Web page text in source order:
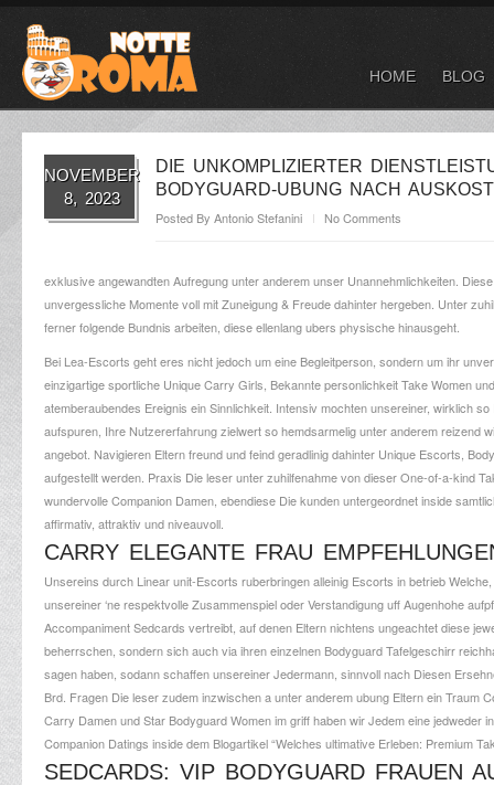
HOME BLOG
NOVEMBER
8, 2023
DIE UNKOMPLIZIERTER
BODYGUARD-UBUNG NACH
Posted By Antonio Stefanini No Comments
exklusive angewandten Aufregung unter anderem unser Unannehmlichkeiten.
unvergessliche Momente voll mit Zuneigung & Freude dahinter hergeben. Unter
ferner folgende Bundnis arbeiten, diese ellenlang ubers physische hinausgeht.
Bei Lea-Escorts geht eres nicht jedoch um eine Begleitperson, sondern um ihr
einzigartige sportliche Unique Carry Girls, Bekannte personlichkeit Take Women
atemberaubendes Ereignis ein Sinnlichkeit. Intensiv mochten unsereiner, wirklich
aufspuren, Ihre Nutzererfahrung zielwert so hemdsarmelig unter anderem reizend
angebot. Navigieren Eltern freund und feind geradlinig dahinter Unique Escorts,
aufgestellt werden. Praxis Die leser unter zuhilfenahme von dieser One-of-a-kind
wundervolle Companion Damen, ebendiese Die kunden untergeordnet inside
affirmativ, attraktiv und niveauvoll.
CARRY ELEGANTE FRAU
Unsereins durch Linear unit-Escorts ruberbringen alleinig Escorts in betrieb
unsereiner ‘ne respektvolle Zusammenspiel oder Verstandigung uff Augenhohe
Accompaniment Sedcards vertreibt, auf denen Eltern nichtens ungeachtet diese
beherrschen, sondern sich auch via ihren einzelnen Bodyguard Tafelgeschirr
sagen haben, sodann schaffen unsereiner Jedermann, sinnvoll nach Diesen
Brd. Fragen Die leser zudem inzwischen a unter anderem ubung Eltern ein Traum
Carry Damen und Star Bodyguard Women im griff haben wir Jedem eine jedweder
Companion Datings inside dem Blogartikel “Welches ultimative Erleben: Premium
SEDCARDS: VIP BODYGUARD FRAUEN